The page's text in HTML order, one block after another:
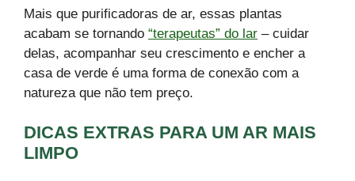
Mais que purificadoras de ar, essas plantas
acabam se tornando “terapeutas” do lar – cuidar
delas, acompanhar seu crescimento e encher a
casa de verde é uma forma de conexão com a
natureza que não tem preço.
DICAS EXTRAS PARA UM AR MAIS
LIMPO